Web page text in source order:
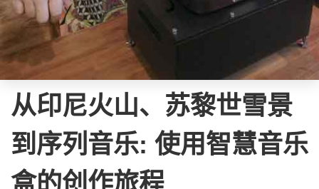
从印尼火山、苏黎世雪景
到序列音乐: 使用智慧音乐
盒的创作旅程